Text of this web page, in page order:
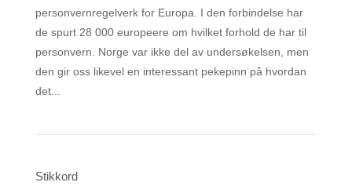
personvernregelverk for Europa. I den forbindelse har
de spurt 28 000 europeere om hvilket forhold de har til
personvern. Norge var ikke del av undersøkelsen, men
den gir oss likevel en interessant pekepinn på hvordan
det...
Stikkord